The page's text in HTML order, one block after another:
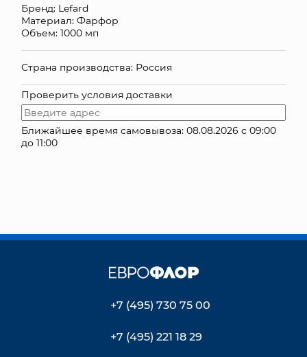
КОНТАКТЫ
Бренд: Lefard
Материал: Фарфор
Объем: 1000 мп
Страна производства: Россия
Проверить условия доставки
Ближайшее время самовывоза: 08.08.2026 с 09:00
до 11:00
+7 (495) 730 75 00
+7 (495) 221 18 29